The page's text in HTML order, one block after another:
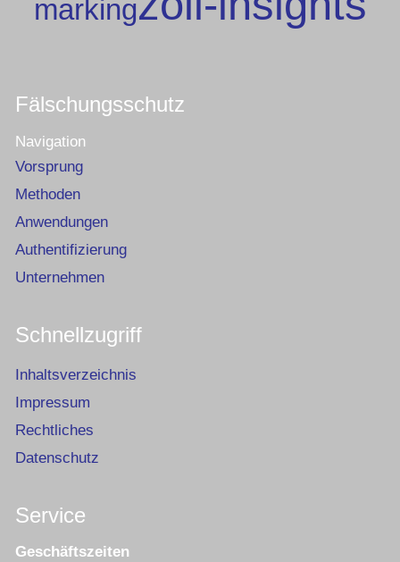
marking
Fälschungsschutz
Navigation
Vorsprung
Methoden
Anwendungen
Authentifizierung
Unternehmen
Schnellzugriff
Inhaltsverzeichnis
Impressum
Rechtliches
Datenschutz
Service
Geschäftszeiten